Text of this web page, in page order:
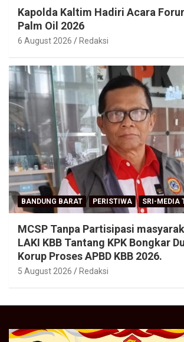
Kapolda Kaltim Hadiri Acara
Palm Oil 2026
6 August 2026 Redaksi
BANDUNG BARAT PERISTIWA SRI-MEDIA
MCSP Tanpa Partisipasi
LAKI KBB Tantang KPK Bongkar
Korup Proses APBD KBB 2026.
5 August 2026 Redaksi